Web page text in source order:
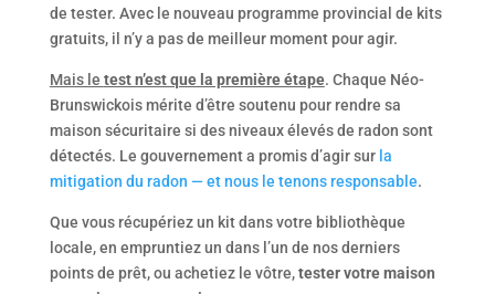
de tester. Avec le nouveau programme provincial de kits
gratuits, il n’y a pas de meilleur moment pour agir.
Mais le test n’est que la première étape. Chaque Néo-
Brunswickois mérite d’être soutenu pour rendre sa
maison sécuritaire si des niveaux élevés de radon sont
détectés. Le gouvernement a promis d’agir sur la
mitigation du radon — et nous le tenons responsable.
Que vous récupériez un kit dans votre bibliothèque
locale, en empruntiez un dans l’un de nos derniers
points de prêt, ou achetiez le vôtre,tester votre maison